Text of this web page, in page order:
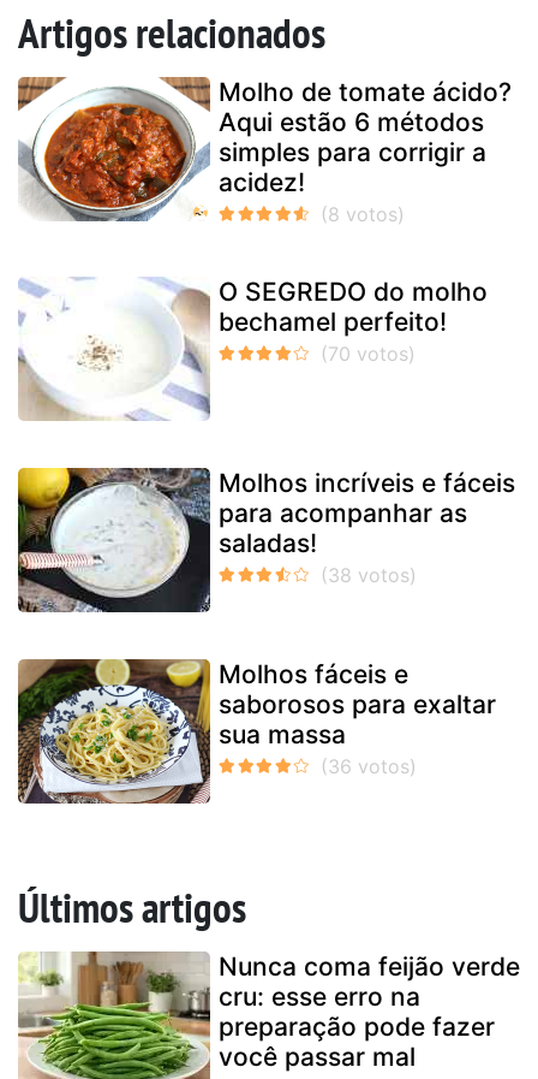
Artigos relacionados
Molho de tomate ácido?
Aqui estão 6 métodos
simples para corrigir a
acidez!
O SEGREDO do molho
bechamel perfeito!
Molhos incríveis e fáceis
para acompanhar as
saladas!
Molhos fáceis e
saborosos para exaltar
sua massa
Últimos artigos
Nunca coma feijão verde
cru: esse erro na
preparação pode fazer
você passar mal